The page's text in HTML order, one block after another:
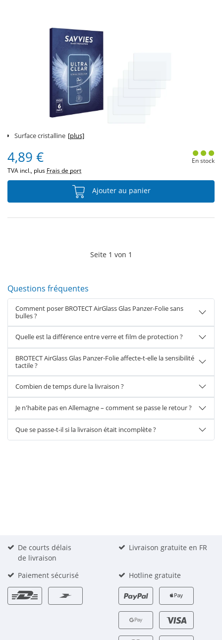
Surface cristalline [plus]
4,89 €
TVA incl., plus Frais de port
En stock
Ajouter au panier
Seite 1 von 1
Questions fréquentes
Comment poser BROTECT AirGlass Glas Panzer-Folie sans
bulles ?
Quelle est la différence entre verre et film de protection ?
BROTECT AirGlass Glas Panzer-Folie affecte-t-elle la sensibilité
tactile ?
Combien de temps dure la livraison ?
Je n'habite pas en Allemagne – comment se passe le retour ?
Que se passe-t-il si la livraison était incomplète ?
De courts délais
de livraison
Livraison gratuite en FR
Paiement sécurisé Hotline gratuite